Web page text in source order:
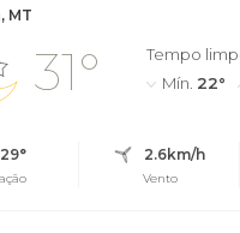
MT
31°
Tempo
Mín. 22°
29° 2.6km/h
Vento